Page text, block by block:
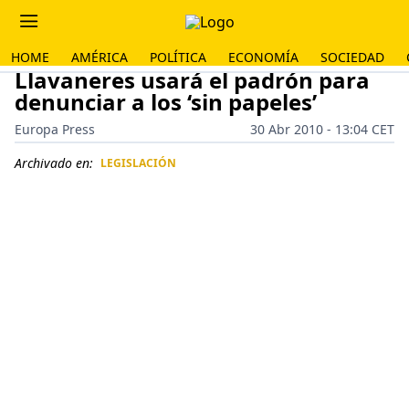
HOME AMÉRICA POLÍTICA ECONOMÍA SOCIEDAD
Llavaneres usará el padrón para
denunciar a los ‘sin papeles’
Europa Press
30 Abr 2010 - 13:04 CET
Archivado en: LEGISLACIÓN